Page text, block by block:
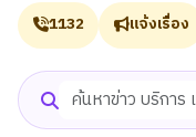
ค้นหาเว็บไซต์
1132 แจ้งเรื่อง